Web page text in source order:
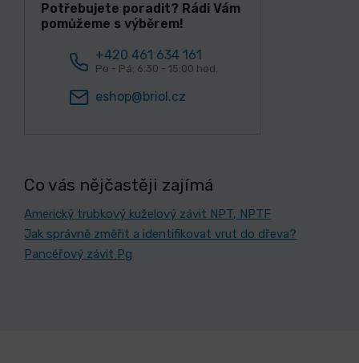
Potřebujete poradit? Rádi Vám
pomůžeme s výběrem!
+420 461 634 161
Po - Pá: 6:30 - 15:00 hod.
eshop@briol.cz
Co vás nějčastěji zajímá
Americký trubkový kuželový závit NPT, NPTF
Jak správně změřit a identifikovat vrut do dřeva?
Pancéřový závit Pg